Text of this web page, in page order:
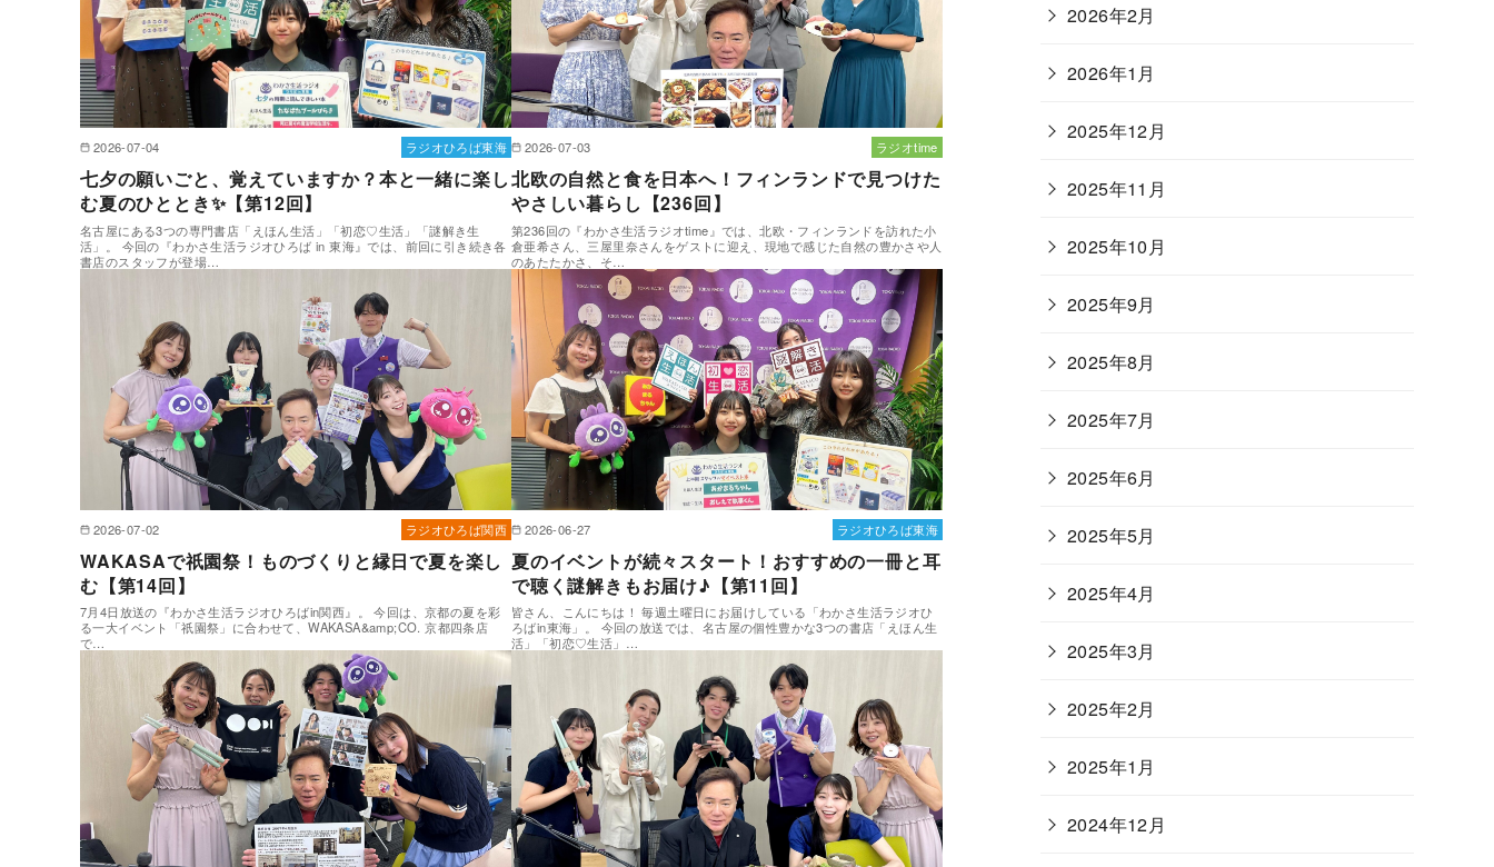
2026-07-04 ラジオひろば東海
七夕の願いごと、覚えていますか？本と一緒に楽し
む夏のひととき✨【第12回】
名古屋にある3つの専門書店「えほん生活」「初恋♡生活」「謎解き生
活」。 今回の『わかさ生活ラジオひろば in 東海』では、前回に引き続き各
書店のスタッフが登場…
2026-07-03 ラジオtime
北欧の自然と食を日本へ！フィンランドで見つけた
やさしい暮らし【236回】
第236回の『わかさ生活ラジオtime』では、北欧・フィンランドを訪れた小
倉亜希さん、三屋里奈さんをゲストに迎え、現地で感じた自然の豊かさや人
のあたたかさ、そ…
2026-07-02 ラジオひろば関西
WAKASAで祇園祭！ものづくりと縁日で夏を楽し
む【第14回】
7月4日放送の『わかさ生活ラジオひろばin関西』。 今回は、京都の夏を彩
る一大イベント「祇園祭」に合わせて、WAKASA&amp;CO. 京都四条店
で…
2026-06-27 ラジオひろば東海
夏のイベントが続々スタート！おすすめの一冊と耳
で聴く謎解きもお届け♪【第11回】
皆さん、こんにちは！ 毎週土曜日にお届けしている「わかさ生活ラジオひ
ろばin東海」。 今回の放送では、名古屋の個性豊かな3つの書店「えほん生
活」「初恋♡生活」…
2026年2月
2026年1月
2025年12月
2025年11月
2025年10月
2025年9月
2025年8月
2025年7月
2025年6月
2025年5月
2025年4月
2025年3月
2025年2月
2025年1月
2024年12月